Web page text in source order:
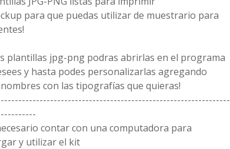
para que puedas utilizar de muestrario para
plantillas jpg-png podras abrirlas en el programa
y hasta podes personalizarlas agregando
con las tipografías que quieras!
contar con una computadora para
y utilizar el kit